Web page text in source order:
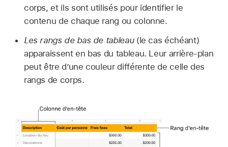
corps, et ils sont utilisés pour identifier le
contenu de chaque rang ou colonne.
Les rangs de bas de tableau(le cas échéant)
apparaissent en bas du tableau. Leur arrière-plan
peut être d’une couleur différente de celle des
rangs de corps.